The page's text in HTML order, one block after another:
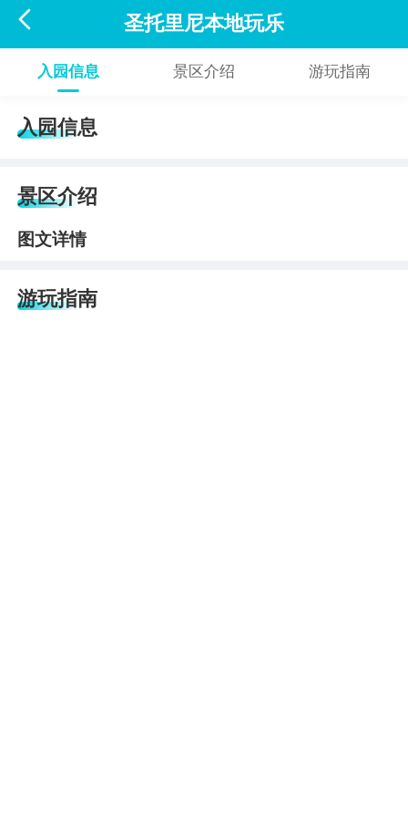
 圣托里尼本地玩乐
入园信息 景区介绍 游玩指南
入园信息
景区介绍
图文详情
游玩指南